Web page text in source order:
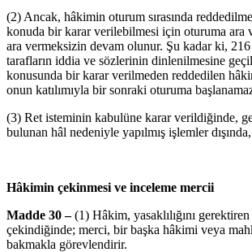
(2) Ancak, hâkimin oturum sırasında
konuda bir karar verilebilmesi için oturuma ara
ara vermeksizin devam olunur. Şu kadar ki, 216
tarafların iddia ve sözlerinin dinlenilmesine
konusunda bir karar verilmeden reddedilen
onun katılımıyla bir sonraki oturuma
(3) Ret isteminin kabulüne karar verildiğinde,
bulunan hâl nedeniyle yapılmış işlemler
Hâkimin çekinmesi ve inceleme mercii
Madde 30 –(1) Hâkim, yasaklılığını
çekindiğinde; merci, bir başka hâkimi veya
bakmakla görevlendirir.